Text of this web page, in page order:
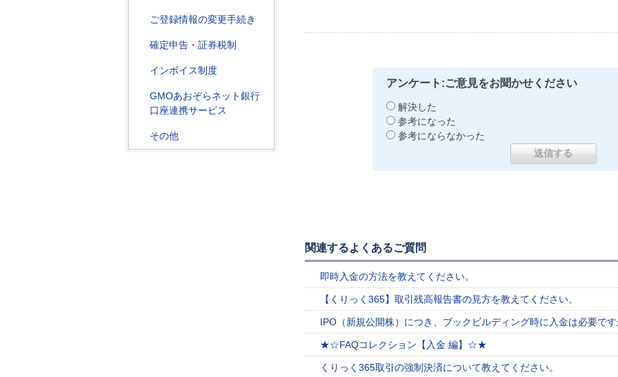
ご登録情報の変更手続き
確定申告・証券税制
インボイス制度
GMOあおぞらネット銀行
口座連携サービス
その他
アンケート:ご意見をお聞かせください
解決した
参考になった
参考にならなかった
関連するよくあるご質問
即時入金の方法を教えてください。
【くりっく365】取引残高報告書の見方を教えてください。
IPO（新規公開株）につき、ブックビルディング時に入金は必要です
★☆FAQコレクション【入金 編】☆★
くりっく365取引の強制決済について教えてください。